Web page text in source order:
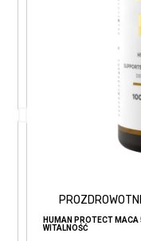
HUMAN PROTECT
WITALNOŚĆ